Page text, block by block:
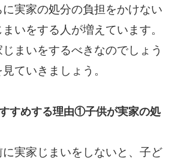
実家の処分の負担をかけない
いをする人が増えています。
まいをするべきなのでしょう
ていきましょう。
すめする理由①子供が実家の処
実家じまいをしないと、子ど